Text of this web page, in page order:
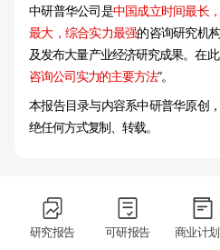
中研普华公司是中国成立时间最长
最大，综合实力最强的咨询研究机
及发布大量产业经济研究成果。在
咨询公司实力的主要方法”。
本报告目录与内容系中研普华原创
绝任何方式复制、转载。
研究报告 可研报告 商业计